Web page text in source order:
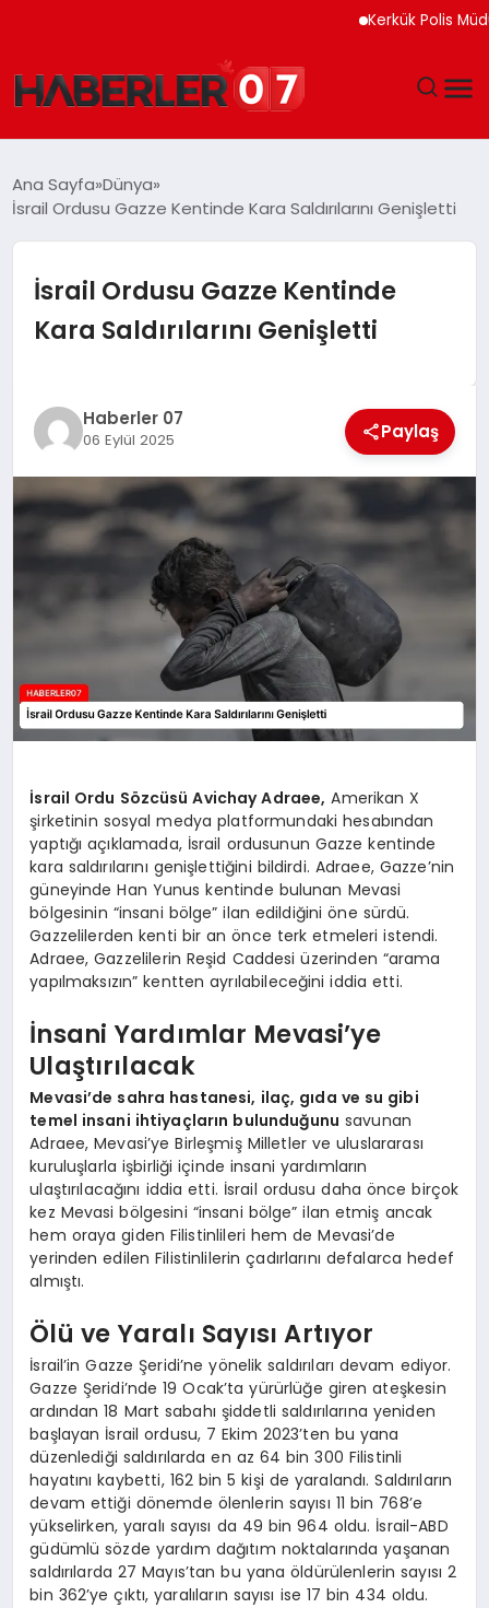
Kerkük Polis
YAŞAM
SPOR
EĞITIM
MAGAZIN
Ana Sayfa Dünya
İsrail Ordusu Gazze Kentinde Kara Saldırılarını Genişletti
İsrail Ordusu Gazze Kentinde
Kara Saldırılarını Genişletti
Haberler 07
06 Eylül 2025 Paylaş
İsrail Ordu Sözcüsü Avichay Adraee, Amerikan X
şirketinin sosyal medya platformundaki hesabından
yaptığı açıklamada, İsrail ordusunun Gazze kentinde
kara saldırılarını genişlettiğini bildirdi. Adraee, Gazze’nin
güneyinde Han Yunus kentinde bulunan Mevasi
bölgesinin “insani bölge” ilan edildiğini öne sürdü.
Gazzelilerden kenti bir an önce terk etmeleri istendi.
Adraee, Gazzelilerin Reşid Caddesi üzerinden “arama
yapılmaksızın” kentten ayrılabileceğini iddia etti.
İnsani Yardımlar Mevasi’ye
Ulaştırılacak
Mevasi’de sahra hastanesi, ilaç, gıda ve su gibi
temel insani ihtiyaçların bulunduğunu savunan
Adraee, Mevasi’ye Birleşmiş Milletler ve uluslararası
kuruluşlarla işbirliği içinde insani yardımların
ulaştırılacağını iddia etti. İsrail ordusu daha önce birçok
kez Mevasi bölgesini “insani bölge” ilan etmiş ancak
hem oraya giden Filistinlileri hem de Mevasi’de
yerinden edilen Filistinlilerin çadırlarını defalarca hedef
almıştı.
Ölü ve Yaralı Sayısı Artıyor
İsrail’in Gazze Şeridi’ne yönelik saldırıları devam ediyor.
Gazze Şeridi’nde 19 Ocak’ta yürürlüğe giren ateşkesin
ardından 18 Mart sabahı şiddetli saldırılarına yeniden
başlayan İsrail ordusu, 7 Ekim 2023’ten bu yana
düzenlediği saldırılarda en az 64 bin 300 Filistinli
hayatını kaybetti, 162 bin 5 kişi de yaralandı. Saldırıların
devam ettiği dönemde ölenlerin sayısı 11 bin 768’e
yükselirken, yaralı sayısı da 49 bin 964 oldu. İsrail-ABD
güdümlü sözde yardım dağıtım noktalarında yaşanan
saldırılarda 27 Mayıs’tan bu yana öldürülenlerin sayısı 2
bin 362’ye çıktı, yaralıların sayısı ise 17 bin 434 oldu.